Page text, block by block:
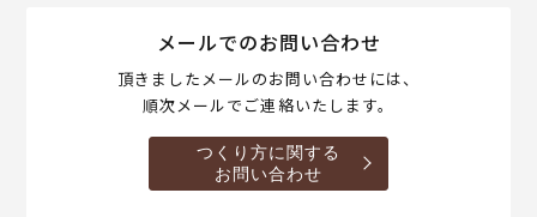
メールでのお問い合わせ
頂きましたメールのお問い合わせには、
順次メールでご連絡いたします。
つくり方に関する
お問い合わせ